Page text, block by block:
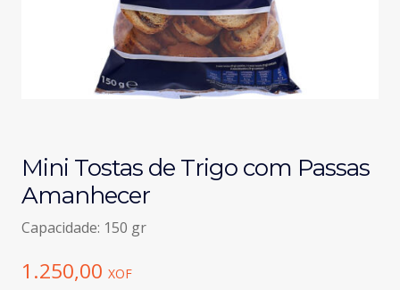
Mini Tostas de Trigo com Passas
Amanhecer
Capacidade: 150 gr
1.250,00 XOF